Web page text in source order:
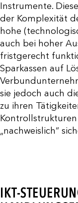
Instrumente.
der Komplexität
hohe
auch bei hoher
fristgerecht
Sparkassen auf
sie jedoch auch
zu ihren
Kontrollstrukturen
„nachweislich“
IKT-